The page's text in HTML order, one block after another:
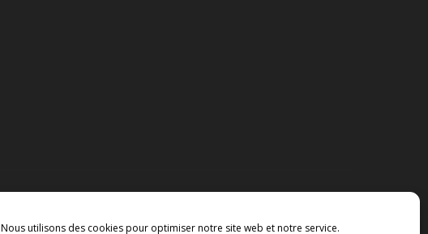
Nous utilisons des cookies pour optimiser notre site web et notre service.